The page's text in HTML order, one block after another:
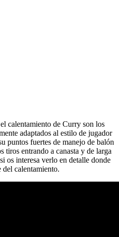
calentamiento de Curry son los
adaptados al estilo de jugador
puntos fuertes de manejo de balón
tiros entrando a canasta y de larga
os interesa verlo en detalle donde
del calentamiento.